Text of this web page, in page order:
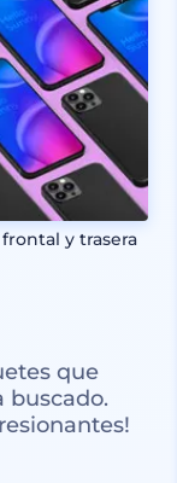
y trasera
que
buscado.